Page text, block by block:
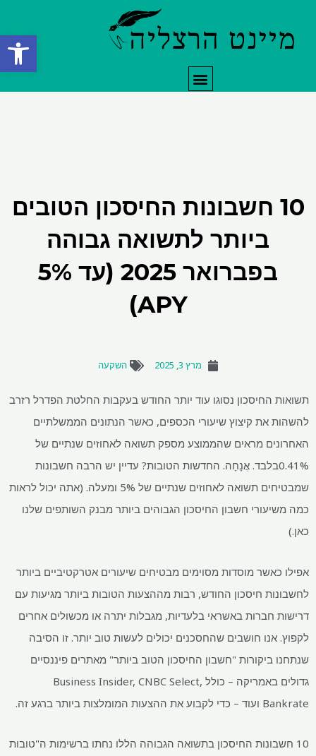
פתח
תפריט
10 חשבונות החיסכון הטובים
ביותר לתשואה גבוהה
בפברואר 2025 (עד 5%
APY)
מרץ 3, 2025 השקעה
תשואות החיסכון נסוגו עוד יותר החודש בעקבות החלטת הפדרל רזרב
להשהות את קיצוץ שיעורי הכספים, כאשר הנתונים הממשלתיים
האחרונים מראים שהממוצע מספק תשואה לאחוזים שנתיים של
0.41%בלבד. אֲנָחָה. החדשות הטובות? עדיין יש הרבה חשבונות
שמבטיחים תשואה לאחוזים שנתיים של 5% ומעלה. (אתה יכול לראות
כמה משיעורי חשבון החיסכון הגבוהים ביותר מבנק השותפים שלנו
כאן.)
אפילו כאשר מוסדות מסוימים מבטיחים שיעורים אטרקטיביים ביותר
לחשבונות חיסכון החודש, רבות מההצעות הטובות ביותר מגיעות עם
דרישות חברות באשראי בלעדיות, מגבלות יתרה או מכשולים אחרים
לקפוץ. אנו חושבים שהחסכנים יכולים לעשות טוב יותר. זו הסיבה
שנתחנו ביקורות "חשבון החיסכון הטוב ביותר" מאתרים פיננסיים
גדולים באמריקה – כולל Business Insider, CNBC Select,
Bankrate ועוד – כדי לקבוע את ההצעות המומלצות ביותר ברגע זה.
10 חשבונות החיסכון בתשואה הגבוהה הללו נחתו ברשימות ה"טובות